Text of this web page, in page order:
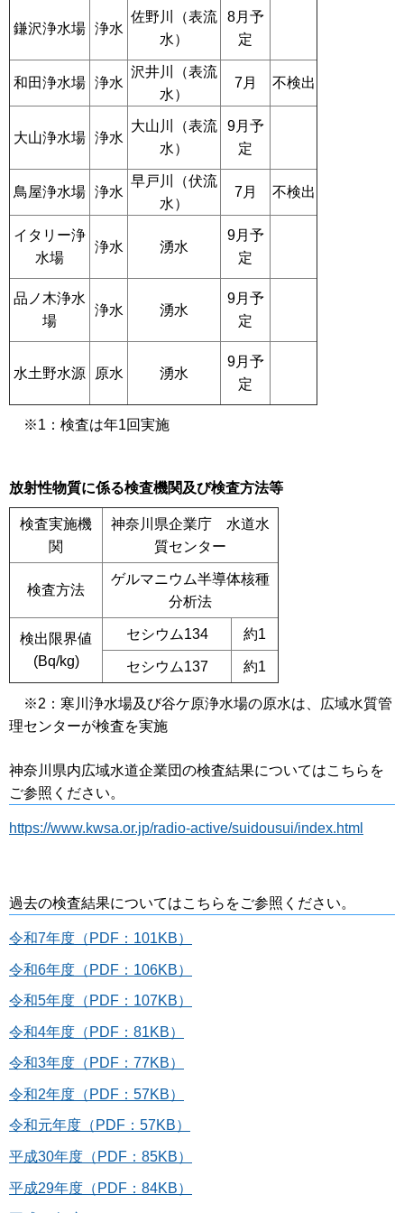
鎌沢浄水場 浄水
佐野川（表流
水）
8月予
定
和田浄水場 浄水
沢井川（表流
水）
7月 不検出
大山浄水場 浄水
大山川（表流
水）
9月予
定
鳥屋浄水場 浄水
早戸川（伏流
水）
7月 不検出
イタリー浄
水場
浄水 湧水
9月予
定
品ノ木浄水
場
浄水 湧水
9月予
定
水土野水源 原水 湧水
9月予
定
※1：検査は年1回実施
放射性物質に係る検査機関及び検査方法等
検査実施機
関
神奈川県企業庁 水道水
質センター
検査方法
ゲルマニウム半導体核種
分析法
検出限界値
(Bq/kg)
セシウム134 約1
セシウム137 約1
※2：寒川浄水場及び谷ケ原浄水場の原水は、広域水質管
理センターが検査を実施
神奈川県内広域水道企業団の検査結果についてはこちらを
ご参照ください。
https://www.kwsa.or.jp/radio-active/suidousui/index.html
過去の検査結果についてはこちらをご参照ください。
令和7年度（PDF：101KB）
令和6年度（PDF：106KB）
令和5年度（PDF：107KB）
令和4年度（PDF：81KB）
令和3年度（PDF：77KB）
令和2年度（PDF：57KB）
令和元年度（PDF：57KB）
平成30年度（PDF：85KB）
平成29年度（PDF：84KB）